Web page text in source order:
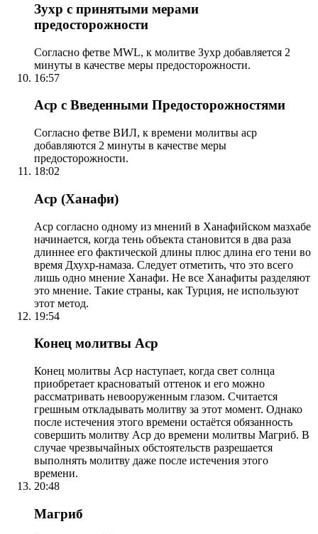
Зухр с принятыми мерами
предосторожности
Согласно фетве MWL, к молитве Зухр добавляется 2
минуты в качестве меры предосторожности.
16:57
Аср с Введенными Предосторожностями
Согласно фетве ВИЛ, к времени молитвы аср
добавляются 2 минуты в качестве меры
предосторожности.
18:02
Аср (Ханафи)
Аср согласно одному из мнений в Ханафийском мазхабе
начинается, когда тень объекта становится в два раза
длиннее его фактической длины плюс длина его тени во
время Дхухр-намаза. Следует отметить, что это всего
лишь одно мнение Ханафи. Не все Ханафиты разделяют
это мнение. Такие страны, как Турция, не используют
этот метод.
19:54
Конец молитвы Аср
Конец молитвы Аср наступает, когда свет солнца
приобретает красноватый оттенок и его можно
рассматривать невооруженным глазом. Считается
грешным откладывать молитву за этот момент. Однако
после истечения этого времени остаётся обязанность
совершить молитву Аср до времени молитвы Магриб. В
случае чрезвычайных обстоятельств разрешается
выполнять молитву даже после истечения этого
времени.
20:48
Магриб